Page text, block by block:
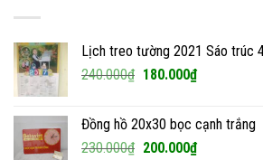
Lịch treo tường 2021 Sáo trúc
240.000₫ Giá
240.000₫.
180.000₫Giá
là:
180.000₫.
Đồng hồ 20x30 bọc cạnh trắng
230.000₫ Giá
200.000₫Giá